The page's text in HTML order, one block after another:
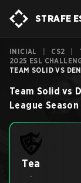
STRAFE
INICIAL CS2
2025 ESL
TEAM SOLID VS
Team Solid vs
League
Tea
-